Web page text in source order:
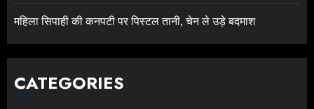
महिला सिपाही की कनपटी पर पिस्टल तानी, चेन ले उड़े बदमाश
CATEGORIES